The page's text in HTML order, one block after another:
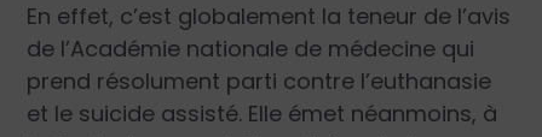
En effet, c’est globalement la teneur de l’avis
de l’Académie nationale de médecine qui
prend résolument parti contre l’euthanasie
et le suicide assisté. Elle émet néanmoins, à